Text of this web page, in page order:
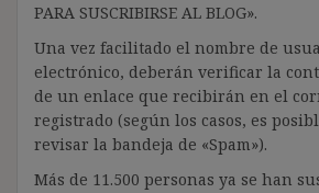
PARA SUSCRIBIRSE AL BLOG».
Una vez facilitado el nombre de
electrónico, deberán verificar la
de un enlace que recibirán en el
registrado (según los casos, es
revisar la bandeja de «Spam»).
Más de 11.500 personas ya se han